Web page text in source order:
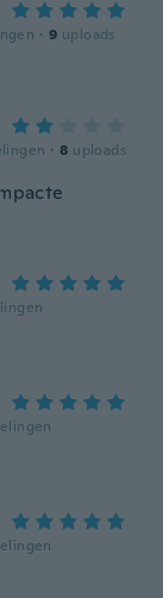
· 9 uploads
· 8 uploads